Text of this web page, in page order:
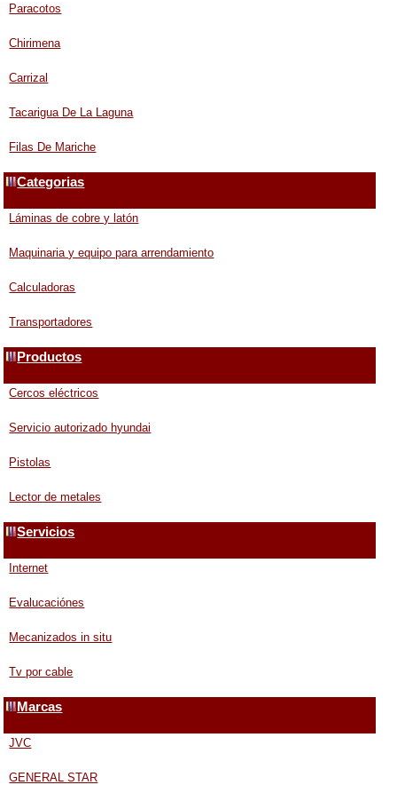
Paracotos
Chirimena
Carrizal
Tacarigua De La Laguna
Filas De Mariche
Categorias
Láminas de cobre y latón
Maquinaria y equipo para arrendamiento
Calculadoras
Transportadores
Productos
Cercos eléctricos
Servicio autorizado hyundai
Pistolas
Lector de metales
Servicios
Internet
Evalucaciónes
Mecanizados in situ
Tv por cable
Marcas
JVC
GENERAL STAR